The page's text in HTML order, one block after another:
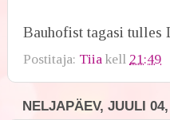
Bauhofist tagasi tulles
Postitaja: Tiia kell 21:49
NELJAPÄEV, JUULI